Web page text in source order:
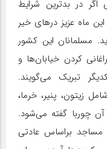
در بدترین شرایط
ماه عزیز در‌های خیر
مسلمانان این کشور
کردن خیابان‌ها و
تبریک می‌گویند.
زیتون، پنیر، خرما،
چوربا گفته می‌شود.
مساجد براساس عادتی